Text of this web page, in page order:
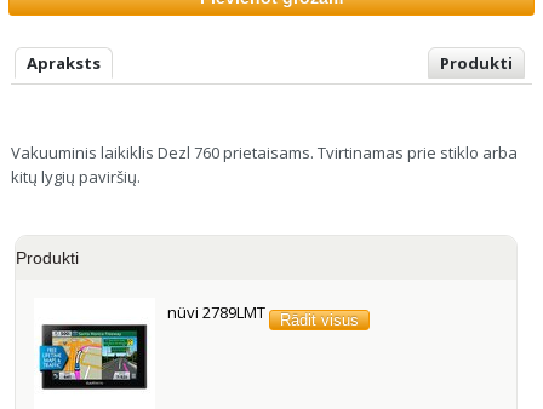
Apraksts Produkti
Vakuuminis laikiklis Dezl 760 prietaisams. Tvirtinamas prie stiklo arba
kitų lygių paviršių.
Produkti
nüvi 2789LMT Rādit visus